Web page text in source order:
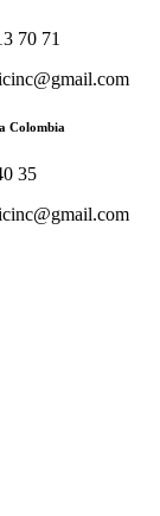
70 71
Colombia
35